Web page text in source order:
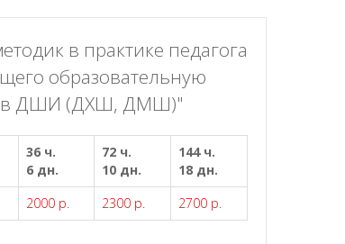
в практике педагога
образовательную
в ДШИ (ДХШ, ДМШ)"
36 ч.
6 дн.
72 ч.
10 дн.
144 ч.
18 дн.
2000 р. 2300 р. 2700 р.